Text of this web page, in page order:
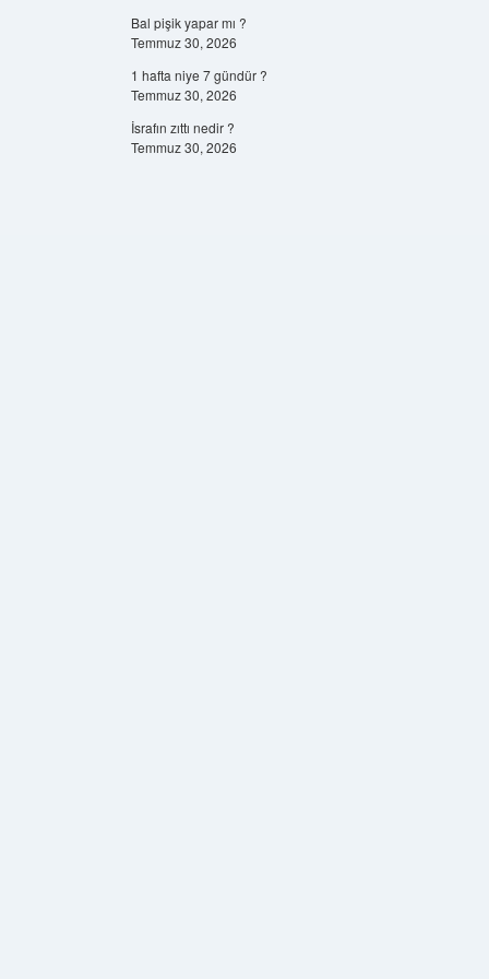
Bal pişik yapar mı ?
Temmuz 30, 2026
1 hafta niye 7 gündür ?
Temmuz 30, 2026
İsrafın zıttı nedir ?
Temmuz 30, 2026